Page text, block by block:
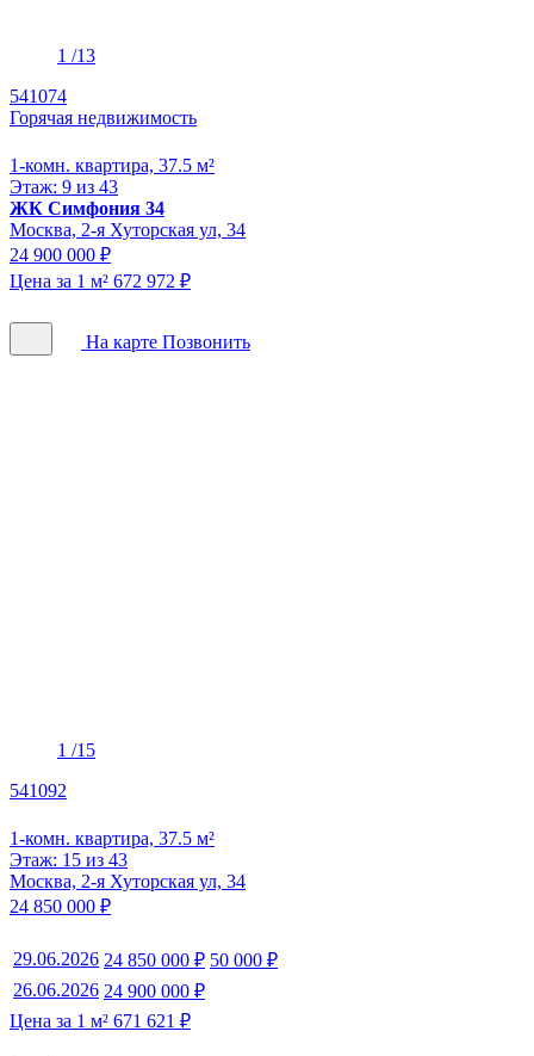
1 /13
541074
Горячая недвижимость
1-комн. квартира, 37.5 м²
Этаж: 9 из 43
ЖК Симфония 34
Москва, 2-я Хуторская ул, 34
24 900 000 ₽
Цена за 1 м² 672 972 ₽
На карте Позвонить
1 /15
541092
1-комн. квартира, 37.5 м²
Этаж: 15 из 43
Москва, 2-я Хуторская ул, 34
24 850 000 ₽
29.06.2026 24 850 000 ₽ 50 000 ₽
26.06.2026 24 900 000 ₽
Цена за 1 м² 671 621 ₽